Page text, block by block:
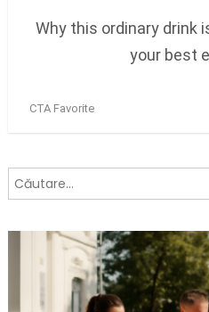
Caută
după: